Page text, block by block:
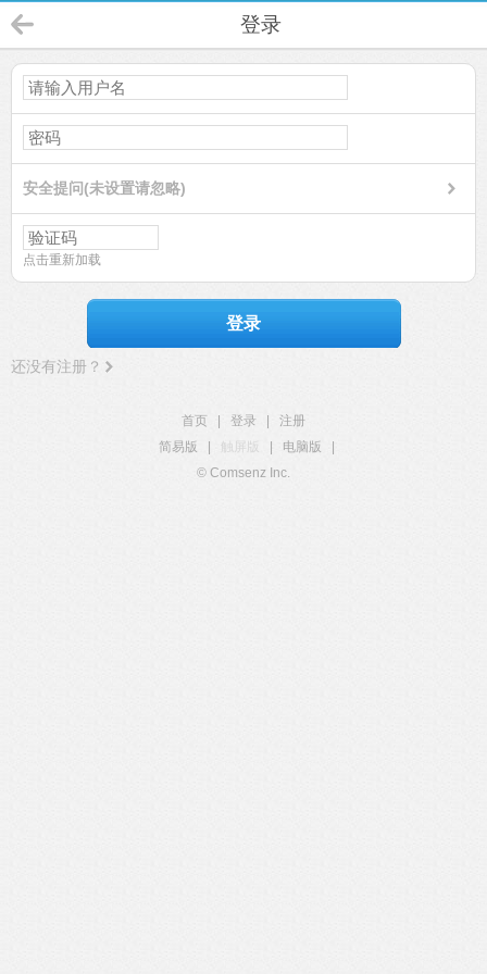
登录
安全提问(未设置请忽略)
点击重新加载
登录
还没有注册？
首页 登录
注册
简易版
触屏版 电脑版
© Comsenz Inc.